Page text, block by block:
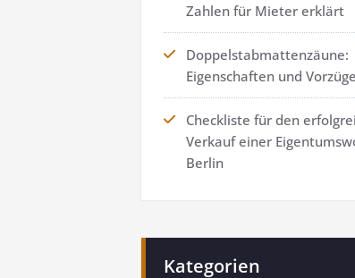
Zahlen für Mieter erklärt
Doppelstabmattenzäune:
Eigenschaften und Vorzüge
Checkliste für den
Verkauf einer
Berlin
Kategorien